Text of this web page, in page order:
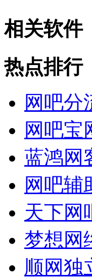
相关软件
热点排行
网吧分
网吧宝
蓝鸿网
网吧辅
天下网
梦想网
顺网独